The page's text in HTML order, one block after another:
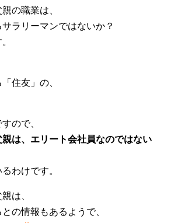
の職業は、
ラリーマンではないか？
住友」の、
ので、
は、エリート会社員なのではない
わけです。
は、
の情報もあるようで、